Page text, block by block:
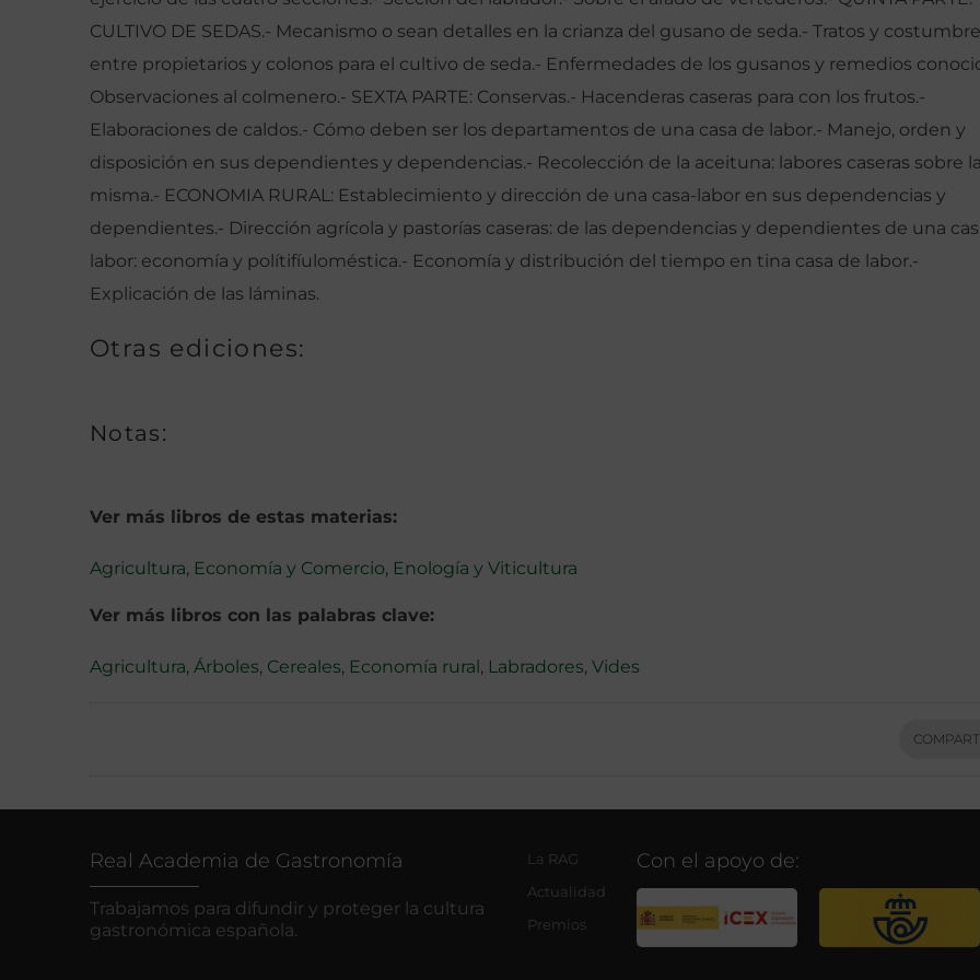
CULTIVO DE SEDAS.- Mecanismo o sean detalles en la crianza del gusano de seda.- Tratos y
entre propietarios y colonos para el cultivo de seda.- Enfermedades de los gusanos y remedios
Observaciones al colmenero.- SEXTA PARTE: Conservas.- Hacenderas caseras para con los frutos.-
Elaboraciones de caldos.- Cómo deben ser los departamentos de una casa de labor.- Manejo, orden y
disposición en sus dependientes y dependencias.- Recolección de la aceituna: labores caseras sobre la
misma.- ECONOMIA RURAL: Establecimiento y dirección de una casa-labor en sus dependencias y
dependientes.- Dirección agrícola y pastorías caseras: de las dependencias y dependientes de una
labor: economía y polítifíuloméstica.- Economía y distribución del tiempo en tina casa de labor.-
Explicación de las láminas.
Otras ediciones:
Notas:
Ver más libros de estas materias:
Agricultura, Economía y Comercio, Enología y Viticultura
Ver más libros con las palabras clave:
Agricultura, Árboles, Cereales, Economía rural, Labradores, Vides
Real Academia de Gastronomía
Trabajamos para difundir y proteger la cultura
gastronómica española.
La RAG
Actualidad
Premios
Con el apoyo de: